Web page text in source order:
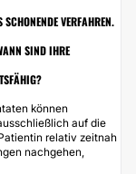
VERFAHREN.
SIND IHRE P
können
auf die
relativ zeitnah
nachgehen,